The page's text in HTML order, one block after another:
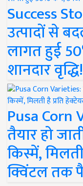
Success
उत्पादों से
लागत हुई
शानदार वृद्धि!
Pusa
तैयार हो
किस्में,
क्विंटल तक